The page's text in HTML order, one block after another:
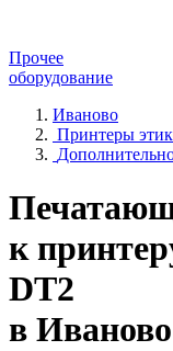
Прочее
оборудование
Иваново
Принтеры
к
DT2
в Иваново